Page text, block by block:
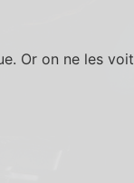
Or on ne les voit